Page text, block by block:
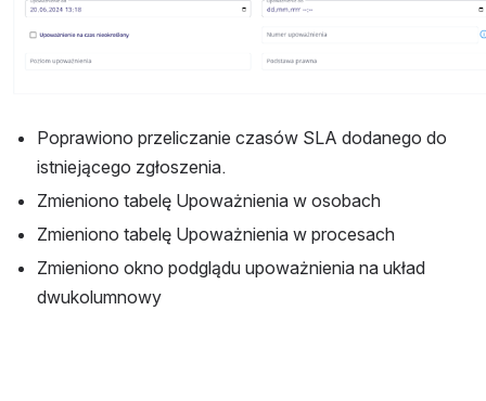
Poprawiono przeliczanie czasów SLA dodanego do
istniejącego zgłoszenia.
Zmieniono tabelę Upoważnienia w osobach
Zmieniono tabelę Upoważnienia w procesach
Zmieniono okno podglądu upoważnienia na układ
dwukolumnowy